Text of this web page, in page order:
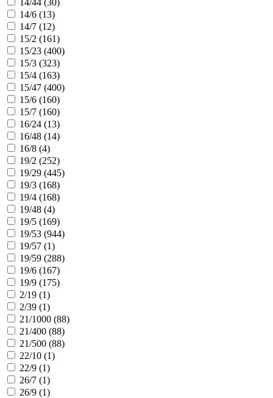
14/6 (13)
14/7 (12)
15/2 (161)
15/23 (400)
15/3 (323)
15/4 (163)
15/47 (400)
15/6 (160)
15/7 (160)
16/24 (13)
16/48 (14)
16/8 (4)
19/2 (252)
19/29 (445)
19/3 (168)
19/4 (168)
19/48 (4)
19/5 (169)
19/53 (944)
19/57 (1)
19/59 (288)
19/6 (167)
19/9 (175)
2/19 (1)
2/39 (1)
21/1000 (88)
21/400 (88)
21/500 (88)
22/10 (1)
22/9 (1)
26/7 (1)
26/9 (1)